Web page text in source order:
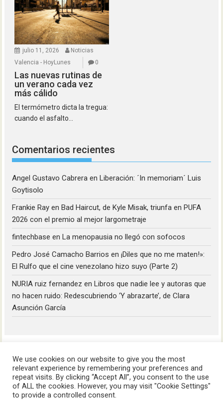
julio 11, 2026
Noticias
Valencia - HoyLunes
0
Las nuevas rutinas de
un verano cada vez
más cálido
El termómetro dicta la tregua:
cuando el asfalto...
Comentarios recientes
Angel Gustavo Cabrera enLiberación: ´In memoriam´ Luis
Goytisolo
Frankie Ray enBad Haircut, de Kyle Misak, triunfa en PUFA
2026 con el premio al mejor largometraje
fintechbase enLa menopausia no llegó con sofocos
Pedro José Camacho Barrios en¡Diles que no me maten!»:
El Rulfo que el cine venezolano hizo suyo (Parte 2)
NURIA ruiz fernandez enLibros que nadie lee y autoras que
no hacen ruido: Redescubriendo ‘Y abrazarte’, de Clara
Asunción García
HoyLunes © 2023
We use cookies on our website to give you the most
relevant experience by remembering your preferences and
repeat visits. By clicking “Accept All”, you consent to the use
of ALL the cookies. However, you may visit "Cookie Settings"
to provide a controlled consent.